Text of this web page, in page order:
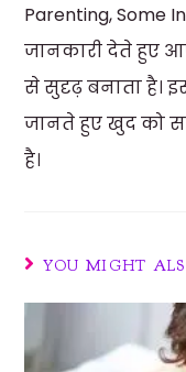
Parenting, Some
जानकारी देते हुए
से सुदृढ़ बनाता है।
जानते हुए खुद को
है।
YOU MIGHT